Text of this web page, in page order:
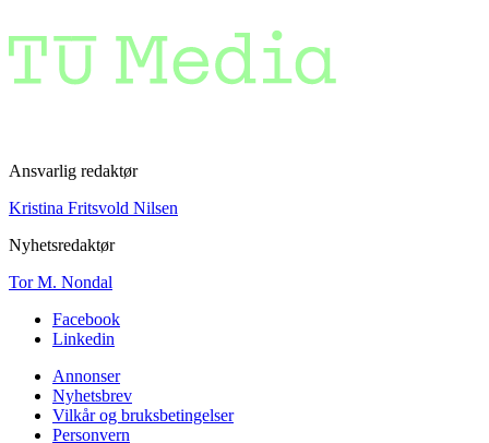
Ansvarlig redaktør
Kristina Fritsvold Nilsen
Nyhetsredaktør
Tor M. Nondal
Facebook
Linkedin
Annonser
Nyhetsbrev
Vilkår og bruksbetingelser
Personvern